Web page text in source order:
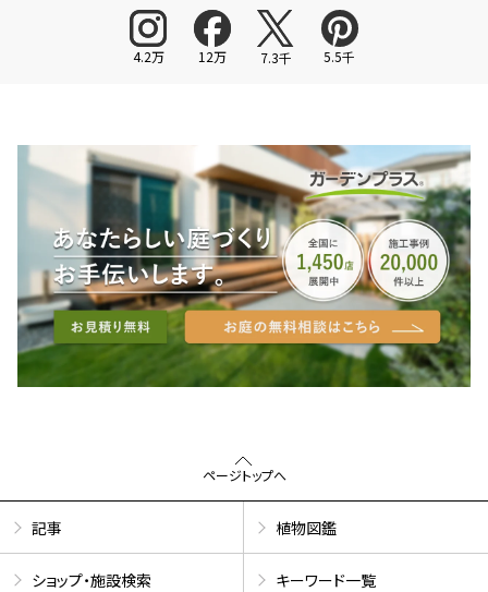
4.2万 12万 7.3千 5.5千
ページトップへ
記事 植物図鑑
ショップ・施設検索 キーワード一覧